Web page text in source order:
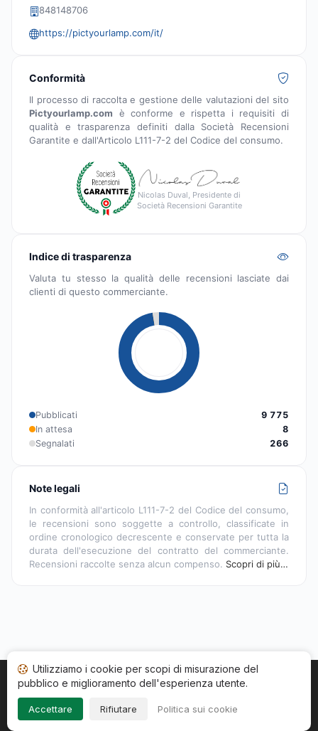
848148706
https://pictyourlamp.com/it/
Conformità
Il processo di raccolta e gestione delle valutazioni del sito
Pictyourlamp.com è conforme e rispetta i requisiti di
qualità e trasparenza definiti dalla Società Recensioni
Garantite e dall'Articolo L111-7-2 del Codice del consumo.
Nicolas Duval, Presidente di
Società Recensioni Garantite
Indice di trasparenza
Valuta tu stesso la qualità delle recensioni lasciate dai
clienti di questo commerciante.
Pubblicati
9 775
In attesa
8
Segnalati
266
Note legali
In conformità all'articolo L111-7-2 del Codice del consumo,
le recensioni sono soggette a controllo, classificate in
ordine cronologico decrescente e conservate per tutta la
durata dell'esecuzione del contratto del commerciante.
Recensioni raccolte senza alcun compenso. Scopri di più…
Home Stato recensioni Categorie CGU
Copyright © 2026
Utilizziamo i cookie per scopi di misurazione del
pubblico e miglioramento dell'esperienza utente.
Accettare Rifiutare Politica sui cookie